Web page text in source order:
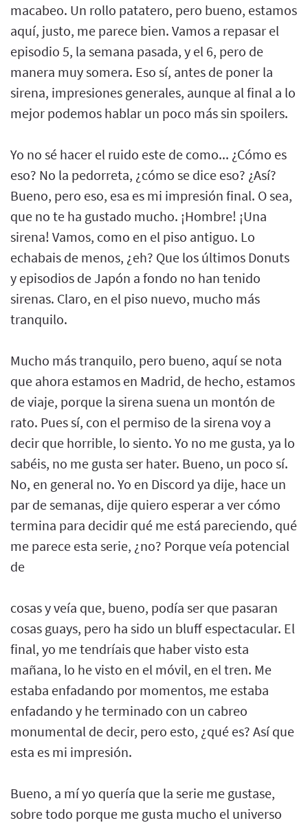
macabeo. Un rollo patatero, pero bueno, estamos
aquí, justo, me parece bien. Vamos a repasar el
episodio 5, la semana pasada, y el 6, pero de
manera muy somera. Eso sí, antes de poner la
sirena, impresiones generales, aunque al final a lo
mejor podemos hablar un poco más sin spoilers.
Yo no sé hacer el ruido este de como... ¿Cómo es
eso? No la pedorreta, ¿cómo se dice eso? ¿Así?
Bueno, pero eso, esa es mi impresión final. O sea,
que no te ha gustado mucho. ¡Hombre! ¡Una
sirena! Vamos, como en el piso antiguo. Lo
echabais de menos, ¿eh? Que los últimos Donuts
y episodios de Japón a fondo no han tenido
sirenas. Claro, en el piso nuevo, mucho más
tranquilo.
Mucho más tranquilo, pero bueno, aquí se nota
que ahora estamos en Madrid, de hecho, estamos
de viaje, porque la sirena suena un montón de
rato. Pues sí, con el permiso de la sirena voy a
decir que horrible, lo siento. Yo no me gusta, ya lo
sabéis, no me gusta ser hater. Bueno, un poco sí.
No, en general no. Yo en Discord ya dije, hace un
par de semanas, dije quiero esperar a ver cómo
termina para decidir qué me está pareciendo, qué
me parece esta serie, ¿no? Porque veía potencial
de
cosas y veía que, bueno, podía ser que pasaran
cosas guays, pero ha sido un bluff espectacular. El
final, yo me tendríais que haber visto esta
mañana, lo he visto en el móvil, en el tren. Me
estaba enfadando por momentos, me estaba
enfadando y he terminado con un cabreo
monumental de decir, pero esto, ¿qué es? Así que
esta es mi impresión.
Bueno, a mí yo quería que la serie me gustase,
sobre todo porque me gusta mucho el universo